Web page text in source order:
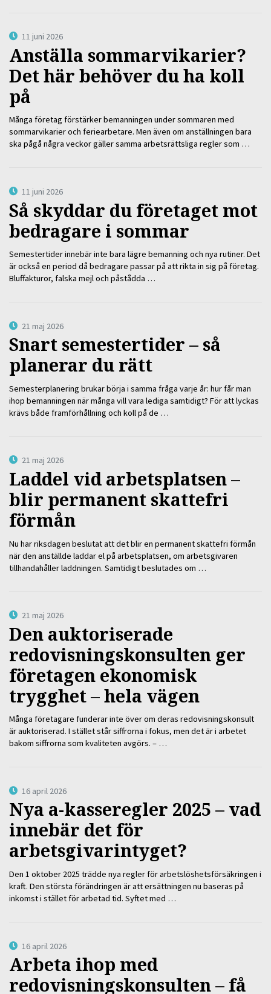
11 juni 2026
Anställa sommarvikarier?
Det här behöver du ha koll
på
Många företag förstärker bemanningen under sommaren med
sommarvikarier och feriearbetare. Men även om anställningen bara
ska pågå några veckor gäller samma arbetsrättsliga regler som …
11 juni 2026
Så skyddar du företaget mot
bedragare i sommar
Semestertider innebär inte bara lägre bemanning och nya rutiner. Det
är också en period då bedragare passar på att rikta in sig på företag.
Bluffakturor, falska mejl och påstådda …
21 maj 2026
Snart semestertider – så
planerar du rätt
Semesterplanering brukar börja i samma fråga varje år: hur får man
ihop bemanningen när många vill vara lediga samtidigt? För att lyckas
krävs både framförhållning och koll på de …
21 maj 2026
Laddel vid arbetsplatsen –
blir permanent skattefri
förmån
Nu har riksdagen beslutat att det blir en permanent skattefri förmån
när den anställde laddar el på arbetsplatsen, om arbetsgivaren
tillhandahåller laddningen. Samtidigt beslutades om …
21 maj 2026
Den auktoriserade
redovisningskonsulten ger
företagen ekonomisk
trygghet – hela vägen
Många företagare funderar inte över om deras redovisningskonsult
är auktoriserad. I stället står siffrorna i fokus, men det är i arbetet
bakom siffrorna som kvaliteten avgörs. – …
16 april 2026
Nya a-kasseregler 2025 – vad
innebär det för
arbetsgivarintyget?
Den 1 oktober 2025 trädde nya regler för arbetslöshetsförsäkringen i
kraft. Den största förändringen är att ersättningen nu baseras på
inkomst i stället för arbetad tid. Syftet med …
16 april 2026
Arbeta ihop med
redovisningskonsulten – få